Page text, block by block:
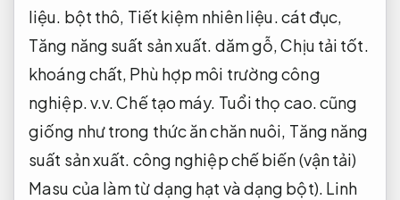
liệu. bột thô, Tiết kiệm nhiên liệu.cát đục,
Tăng năng suất sản xuất. dăm gỗ,Chịu tải tốt.
khoáng chất, Phù hợp môi trường công
nghiệp.v.v.Chế tạo máy. Tuổi thọ cao.cũng
giống như trong thức ăn chăn nuôi, Tăng năng
suất sản xuất. công nghiệp chế biến (vận tải)
Masu của làm từ dạng hạt và dạng bột). Linh